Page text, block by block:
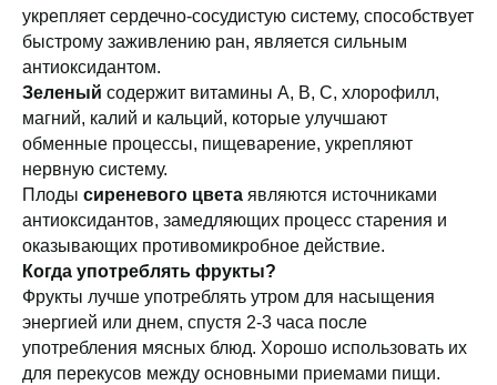
укрепляет сердечно-сосудистую систему, способствует
быстрому заживлению ран, является сильным
антиоксидантом.
Зеленый содержит витамины А, В, С, хлорофилл,
магний, калий и кальций, которые улучшают
обменные процессы, пищеварение, укрепляют
нервную систему.
Плоды сиреневого цвета являются источниками
антиоксидантов, замедляющих процесс старения и
оказывающих противомикробное действие.
Когда употреблять фрукты?
Фрукты лучше употреблять утром для насыщения
энергией или днем, спустя 2-3 часа после
употребления мясных блюд. Хорошо использовать их
для перекусов между основными приемами пищи.